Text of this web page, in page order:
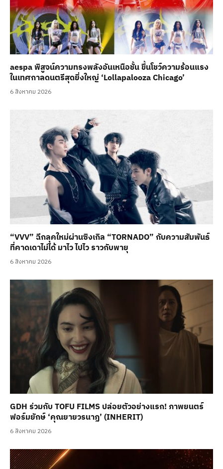
aespa พิสูจน์ความทรงพลังอันเหนือชั้น ขึ้นโชว์ความร้อนแรง
ในเทศกาลดนตรีสุดยิ่งใหญ่ ‘Lollapalooza Chicago’
6 สิงหาคม 2026
“VVV” ฉีกลุคใหม่ผ่านซิงเกิล “TORNADO” กับความสัมพันธ์
ที่คาดเดาไม่ได้ มาไว ไปไว ราวกับพายุ
6 สิงหาคม 2026
GDH ร่วมกับ TOFU FILMS ปล่อยตัวอย่างแรก! ภาพยนตร์
ฟอร์มยักษ์ ‘คุณยายวรนาฏ’ (INHERIT)
6 สิงหาคม 2026